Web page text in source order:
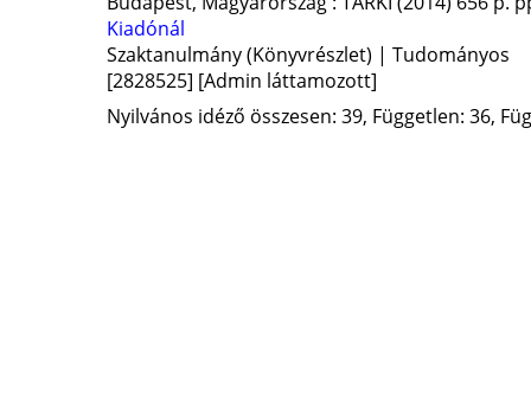
Kiadónál
Szaktanulmány (Könyvrészlet) | Tudományos
[2828525] [Admin láttamozott]
Nyilvános idéző összesen: 39, Független: 36,